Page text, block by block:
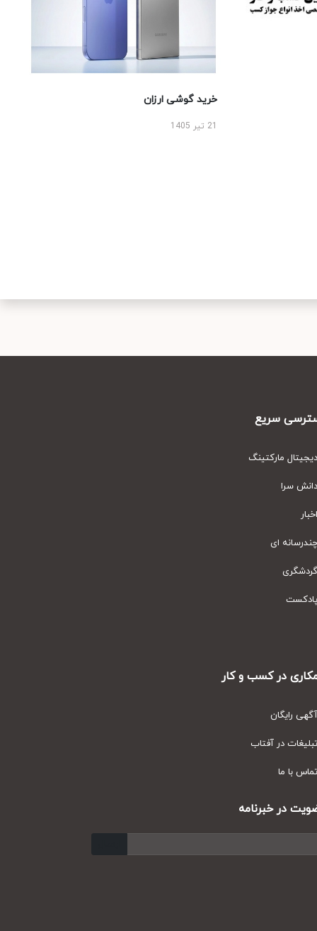
خرید گوشی ارزان
سریع
مارکتینگ
سرا
ای
در کسب و کار
رایگان
در آفتاب
با ما
در خبرنامه